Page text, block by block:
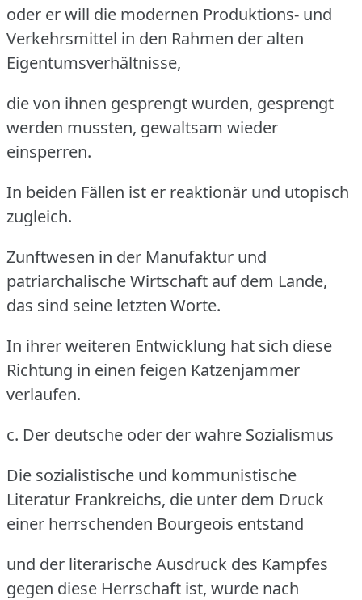
oder er will die modernen Produktions- und
Verkehrsmittel in den Rahmen der alten
Eigentumsverhältnisse,
die von ihnen gesprengt wurden, gesprengt
werden mussten, gewaltsam wieder
einsperren.
In beiden Fällen ist er reaktionär und utopisch
zugleich.
Zunftwesen in der Manufaktur und
patriarchalische Wirtschaft auf dem Lande,
das sind seine letzten Worte.
In ihrer weiteren Entwicklung hat sich diese
Richtung in einen feigen Katzenjammer
verlaufen.
c. Der deutsche oder der wahre Sozialismus
Die sozialistische und kommunistische
Literatur Frankreichs, die unter dem Druck
einer herrschenden Bourgeois entstand
und der literarische Ausdruck des Kampfes
gegen diese Herrschaft ist, wurde nach